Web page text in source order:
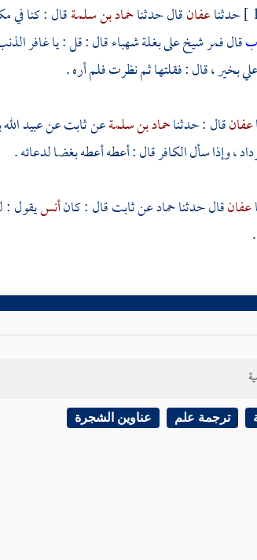
حدثناعفانقال حدثناحماد بن سلمةقال : كنا في
قال فمر شيخ على بغلة شهباء قال : قل : يا غافر
بخير ، قال : فقلتها ثم نظرت فلم أره .
عفانقال : حدثناحماد بن سلمةعنثابتعنعبيد
، وإذا سأل الكافر قال : أعطه أعطه بغضا لدعائه .
عفانقال حدثناحمادعنثابتقال : كانأنسيقول :
ترجمة علم عناوين الشجرة